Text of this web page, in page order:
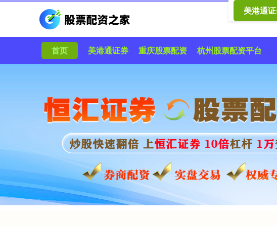
首页 美港通证券 重庆股票配资 杭州股票配资平台
美港通